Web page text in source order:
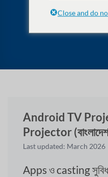
Android TV
Projector
Last updated: March 2026
Apps ও casting
Close and do